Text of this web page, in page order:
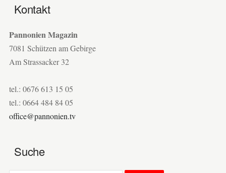
Kontakt
Pannonien Magazin
7081 Schützen am Gebirge
Am Strassacker 32
tel.: 0676 613 15 05
tel.: 0664 484 84 05
office@pannonien.tv
Suche